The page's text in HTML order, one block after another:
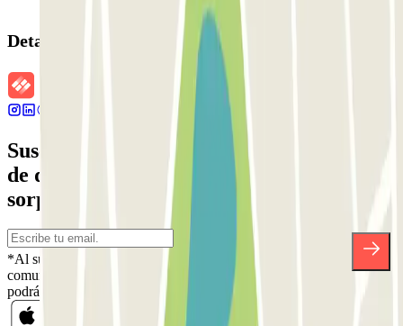
Detalles de la reserva
Suscríbete a nuestra newsletter y entérate
de descuentos, sorteos y otras muchas
sorpresas.
*Al suscribirte aceptas nuestra Política de Privacidad para recibir
comunicaciones comerciales de Parclick. Sin ningún compromiso,
podrás darte de baja cuando quieras en la misma newsletter.